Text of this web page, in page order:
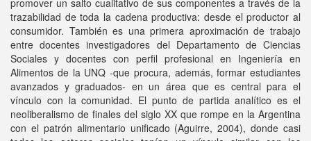
promover un salto cualitativo de sus componentes a través de la
trazabilidad de toda la cadena productiva: desde el productor al
consumidor. También es una primera aproximación de trabajo
entre docentes investigadores del Departamento de Ciencias
Sociales y docentes con perfil profesional en Ingeniería en
Alimentos de la UNQ -que procura, además, formar estudiantes
avanzados y graduados- en un área que es central para el
vínculo con la comunidad. El punto de partida analítico es el
neoliberalismo de finales del siglo XX que rompe en la Argentina
con el patrón alimentario unificado (Aguirre, 2004), donde casi